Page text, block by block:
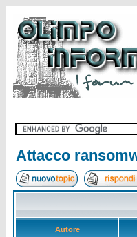
Attacco
Autore